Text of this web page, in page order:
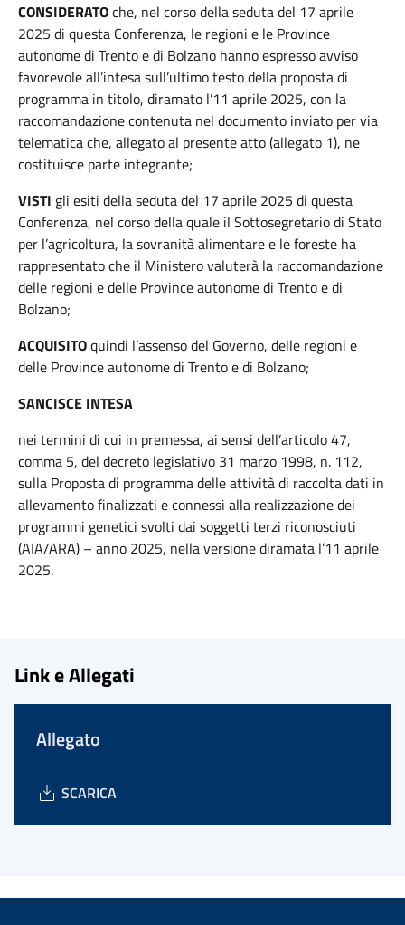
CONSIDERATOche, nel corso della seduta del 17 aprile
2025 di questa Conferenza, le regioni e le Province
autonome di Trento e di Bolzano hanno espresso avviso
favorevole all’intesa sull’ultimo testo della proposta di
programma in titolo, diramato l’11 aprile 2025, con la
raccomandazione contenuta nel documento inviato per via
telematica che, allegato al presente atto (allegato 1), ne
costituisce parte integrante;
VISTI gli esiti della seduta del 17 aprile 2025 di questa
Conferenza, nel corso della quale il Sottosegretario di Stato
per l’agricoltura, la sovranità alimentare e le foreste ha
rappresentato che il Ministero valuterà la raccomandazione
delle regioni e delle Province autonome di Trento e di
Bolzano;
ACQUISITOquindi l’assenso del Governo, delle regioni e
delle Province autonome di Trento e di Bolzano;
SANCISCE INTESA
nei termini di cui in premessa, ai sensi dell’articolo 47,
comma 5, del decreto legislativo 31 marzo 1998, n. 112,
sulla Proposta di programma delle attività di raccolta dati in
allevamento finalizzati e connessi alla realizzazione dei
programmi genetici svolti dai soggetti terzi riconosciuti
(AIA/ARA) – anno 2025, nella versione diramata l’11 aprile
2025.
Link e Allegati
Allegato
SCARICA